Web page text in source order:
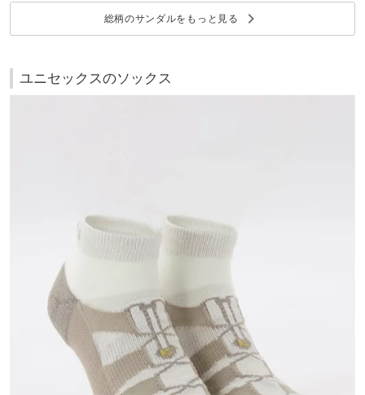
総柄のサンダルをもっと見る keyboard_arrow_right
ユニセックスのソックス